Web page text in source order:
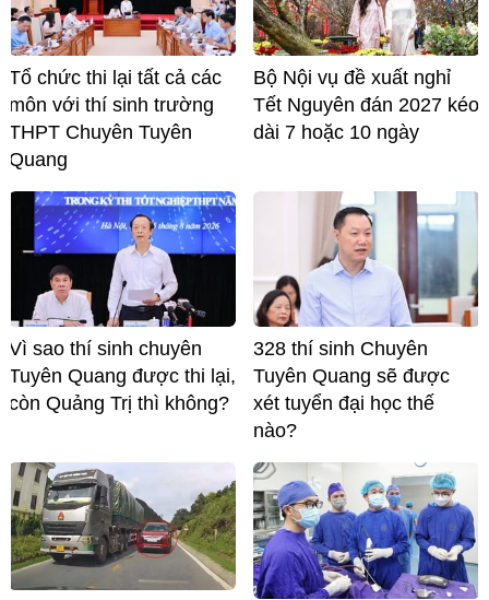
Tổ chức thi lại tất cả các
môn với thí sinh trường
THPT Chuyên Tuyên
Quang
Bộ Nội vụ đề xuất nghỉ
Tết Nguyên đán 2027 kéo
dài 7 hoặc 10 ngày
Vì sao thí sinh chuyên
Tuyên Quang được thi lại,
còn Quảng Trị thì không?
328 thí sinh Chuyên
Tuyên Quang sẽ được
xét tuyển đại học thế
nào?